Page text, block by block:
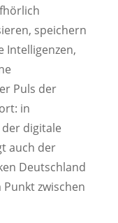
speichern
Intelligenzen,
Puls der
in
digitale
auch der
Deutschland
zwischen